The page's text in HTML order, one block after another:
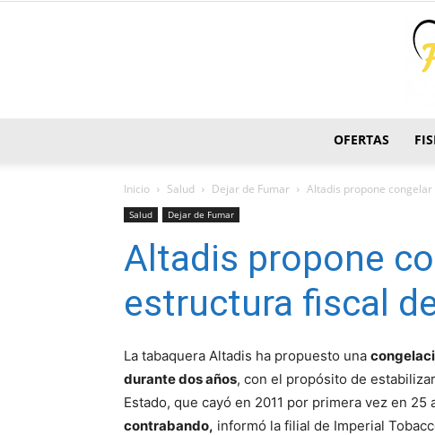
OFERTAS
Inicio Salud Dejar de Fumar Altadis propone
Salud Dejar de Fumar
Altadis propone
estructura fiscal
La tabaquera Altadis ha propuesto una
durante dos años, con el propósito de
Estado, que cayó en 2011 por primera vez en 25
contrabando, informó la filial de Imperial